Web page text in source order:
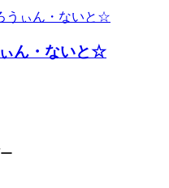
ん・ないと☆